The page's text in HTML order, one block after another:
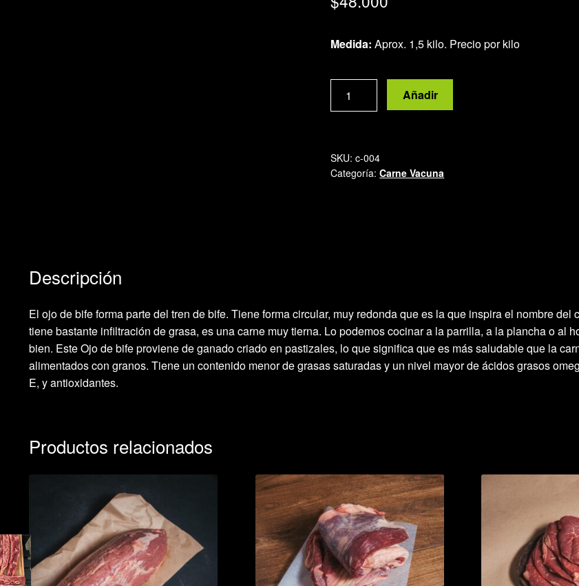
Medida: Aprox. 1,5 kilo. Precio por kilo
Añadir
SKU:c-004
Categoría:Carne Vacuna
Descripción
El ojo de bife forma parte del tren de bife. Tiene forma circular, muy redonda que es la que inspira el nombre del
tiene bastante infiltración de grasa, es una carne muy tierna. Lo podemos cocinar a la parrilla, a la plancha o al
bien. Este Ojo de bife proviene de ganado criado en pastizales, lo que significa que es más saludable que la
alimentados con granos. Tiene un contenido menor de grasas saturadas y un nivel mayor de ácidos grasos
E, y antioxidantes.
Productos relacionados